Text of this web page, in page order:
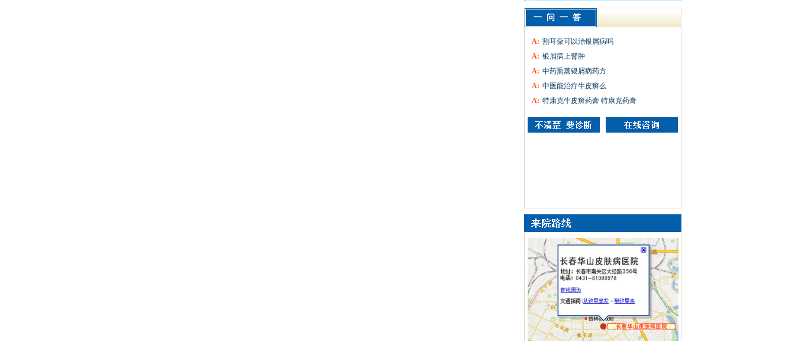
一问一答
A: 割耳朵可以治银屑病吗
A: 银屑病上臂肿
A: 中药熏蒸银屑病药方
A: 中医能治疗牛皮癣么
A: 特康克牛皮癣药膏 特康克药膏